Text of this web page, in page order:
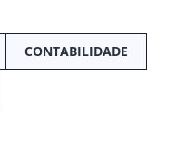
CONTABILIDADE